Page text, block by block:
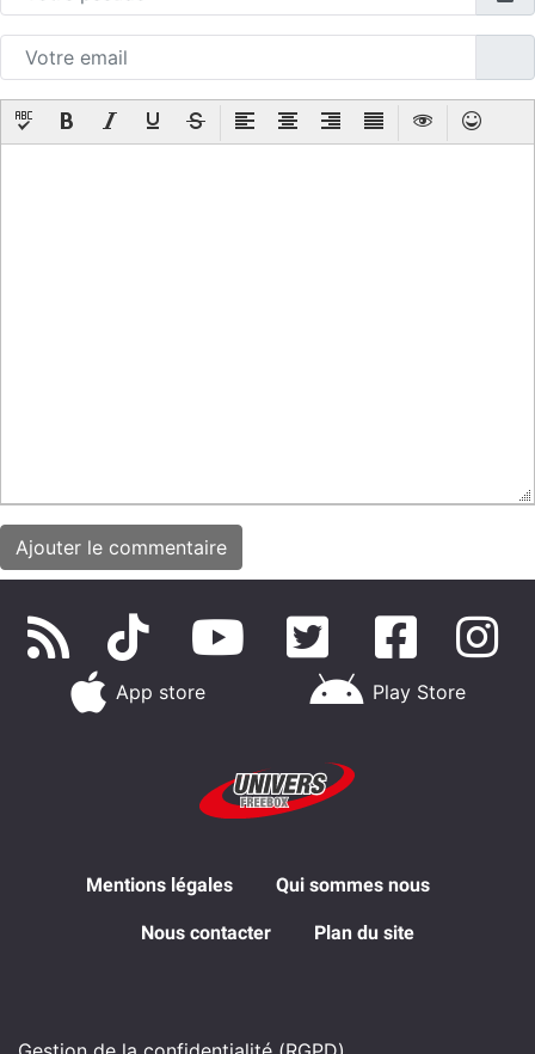
App store Play Store
Mentions légales Qui sommes nous
Nous contacter Plan du site